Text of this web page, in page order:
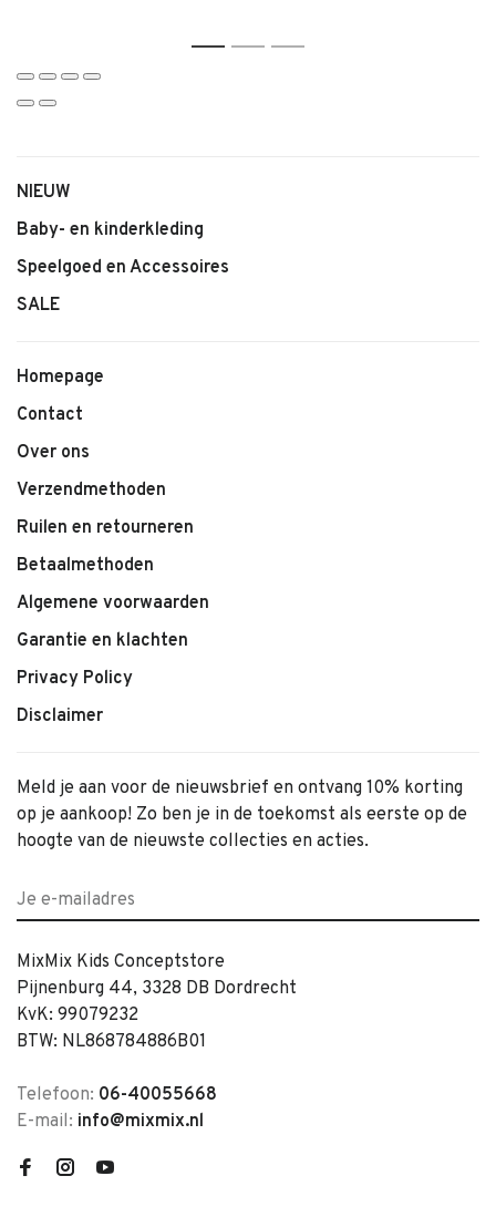
1 2 3
NIEUW
Baby- en kinderkleding
Speelgoed en Accessoires
SALE
Homepage
Contact
Over ons
Verzendmethoden
Ruilen en retourneren
Betaalmethoden
Algemene voorwaarden
Garantie en klachten
Privacy Policy
Disclaimer
Meld je aan voor de nieuwsbrief en ontvang 10% korting
op je aankoop! Zo ben je in de toekomst als eerste op de
hoogte van de nieuwste collecties en acties.
MixMix Kids Conceptstore
Pijnenburg 44, 3328 DB Dordrecht
KvK: 99079232
BTW: NL868784886B01
Telefoon: 06-40055668
E-mail: info@mixmix.nl